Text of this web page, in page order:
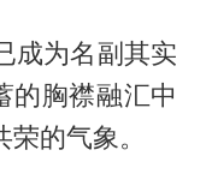
成为名副其实
的胸襟融汇中
的气象。